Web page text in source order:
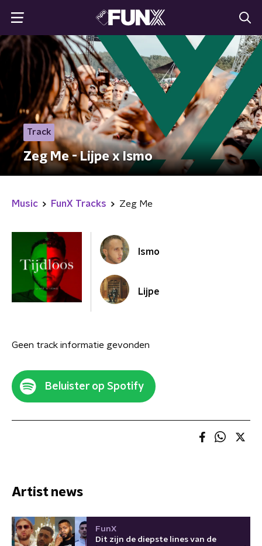
Track
Zeg Me - Lijpe x Ismo
Music FunX Tracks Zeg Me
Ismo
Lijpe
Geen track informatie gevonden
Beluister op Spotify
Artist news
FunX
Dit zijn de diepste lines van de